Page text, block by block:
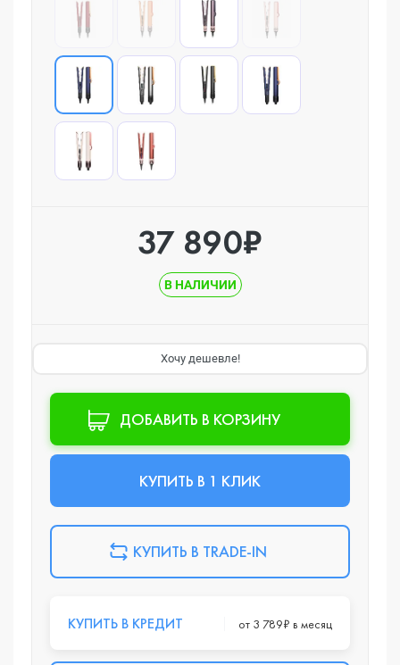
37 890₽
В НАЛИЧИИ
Хочу дешевле!
ДОБАВИТЬ В КОРЗИНУ
КУПИТЬ В 1 КЛИК
КУПИТЬ В TRADE-IN
КУПИТЬ В КРЕДИТ от 3 789₽ в месяц